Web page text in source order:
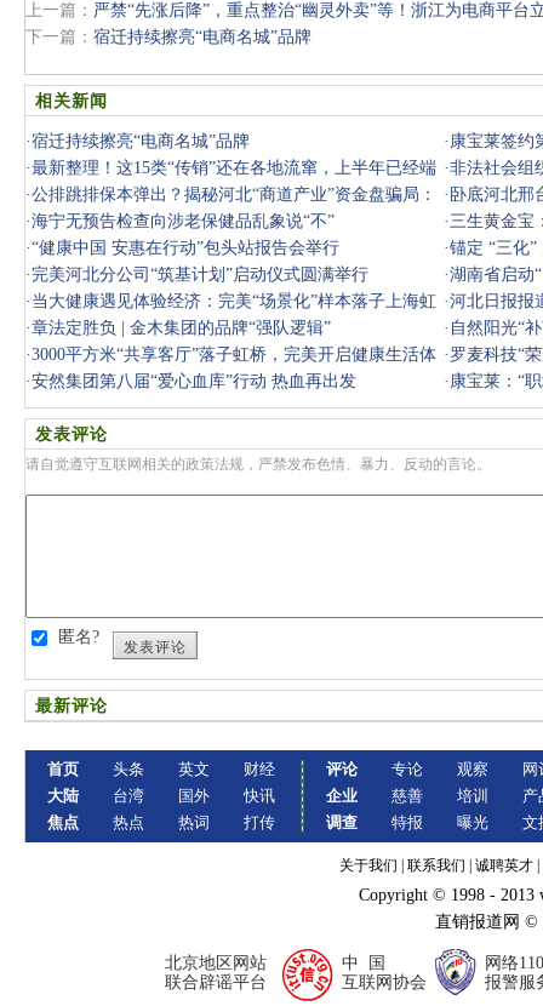
上一篇： 严禁“先涨后降”，重点整治“幽灵外卖”等！浙江为电商平台
下一篇： 宿迁持续擦亮“电商名城”品牌
相关新闻
·宿迁持续擦亮“电商名城”品牌 · 康宝莱签约
·最新整理！这15类“传销”还在各地流窜，上半年已经端
了好多
·非法社会组
动群众
·公排跳排保本弹出？揭秘河北“商道产业”资金盘骗局：
一场精
· 卧底河北邢
壳、层
·海宁无预告检查向涉老保健品乱象说“不” ·三生黄金宝
·“健康中国 安惠在行动”包头站报告会举行 ·锚定 “三化
· 完美河北分公司“筑基计划”启动仪式圆满举行 ·湖南省启动
· 当大健康遇见体验经济：完美“场景化”样本落子上海虹
桥
·河北日报报
·章法定胜负 | 金木集团的品牌“强队逻辑” · 自然阳光“
·3000平方米“共享客厅”落子虹桥，完美开启健康生活体
验新征程
· 罗麦科技“
·安然集团第八届“爱心血库”行动 热血再出发 · 康宝莱：“
发表评论
请自觉遵守互联网相关的政策法规，严禁发布色情、暴力、反动的言论。
匿名?
发表评论
最新评论
首页
大陆
焦点
头条
台湾
热点
英文
国外
热词
财经
快讯
打传
评论
企业
调查
专论
慈善
特报
观察
培训
曝光
网
产
文
关于我们 联系我们 诚聘英才
Copyright © 1998 - 2013
直销报道网
北京地区网站
联合辟谣平台
中 国
互联网协会
网络110
报警服